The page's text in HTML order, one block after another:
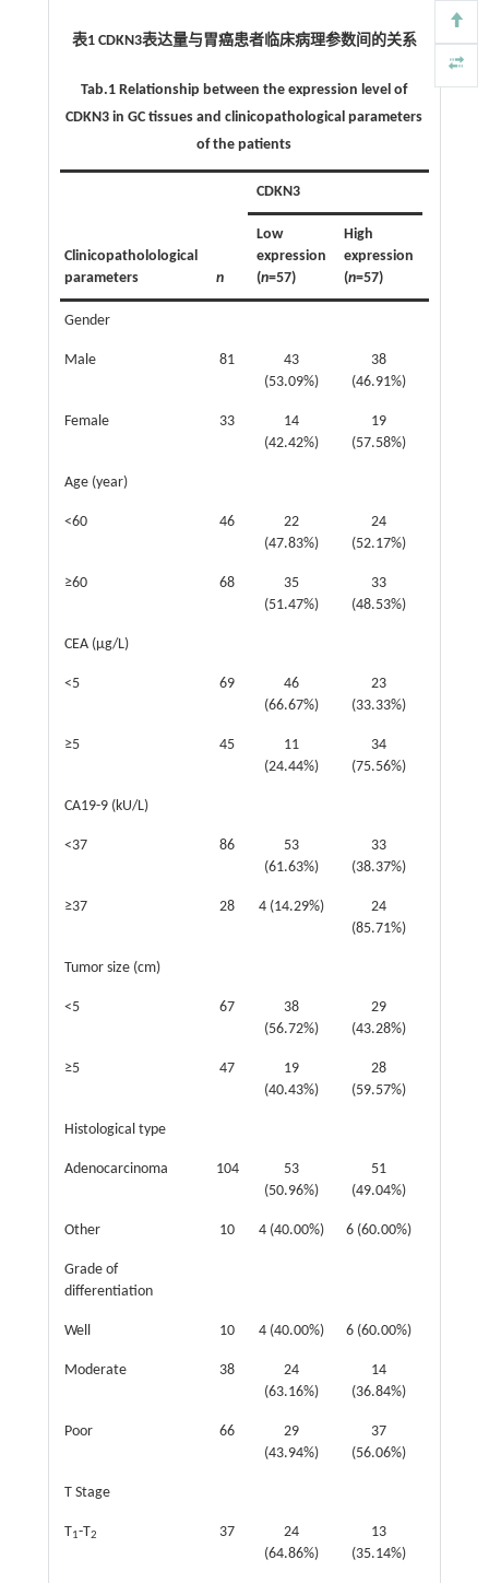
表1 CDKN3表达量与胃癌患者临床病理参数间的关系
Tab.1 Relationship between the expression level of
CDKN3 in GC tissues and clinicopathological parameters
of the patients
Clinicopatholological
parameters
n
CDKN3
Low
expression
(n=57)
High
expression
(n=57)
Gender
Male 81
43
(53.09%)
38
(46.91%)
Female 33
14
(42.42%)
19
(57.58%)
Age (year)
<60 46
22
(47.83%)
24
(52.17%)
≥60 68
35
(51.47%)
33
(48.53%)
CEA (μg/L)
<5 69
46
(66.67%)
23
(33.33%)
≥5 45
11
(24.44%)
34
(75.56%)
CA19-9 (kU/L)
<37 86
53
(61.63%)
33
(38.37%)
≥37 28 4 (14.29%)
24
(85.71%)
Tumor size (cm)
<5 67
38
(56.72%)
29
(43.28%)
≥5 47
19
(40.43%)
28
(59.57%)
Histological type
Adenocarcinoma 104
53
(50.96%)
51
(49.04%)
Other 10 4 (40.00%) 6 (60.00%)
Grade of
differentiation
Well 10 4 (40.00%) 6 (60.00%)
Moderate 38
24
(63.16%)
14
(36.84%)
Poor 66
29
(43.94%)
37
(56.06%)
T Stage
T1-T2 37
24
(64.86%)
13
(35.14%)